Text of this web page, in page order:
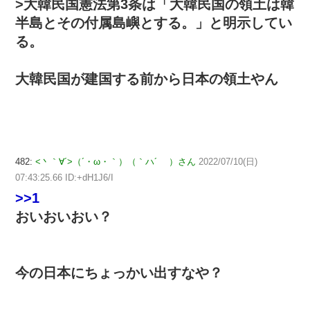
>大韓民国憲法第3条は「大韓民国の領土は韓
半島とその付属島嶼とする。」と明示してい
る。
大韓民国が建国する前から日本の領土やん
482: <丶｀∀´>（´・ω・｀）（｀ハ´ ）さん 2022/07/10(日)
07:43:25.66 ID:+dH1J6/I
>>1
おいおいおい？
今の日本にちょっかい出すなや？